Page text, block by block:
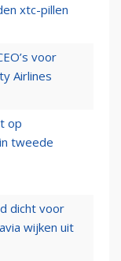
xtc-pillen
voor
Airlines
op
tweede
dicht voor
wijken uit